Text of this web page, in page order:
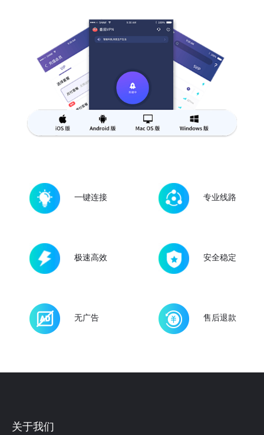
一键连接 专业线路
极速高效 安全稳定
无广告 售后退款
关于我们